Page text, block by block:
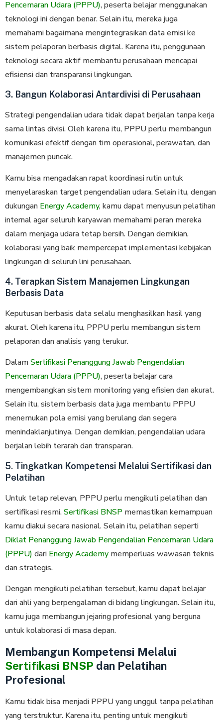
Pencemaran Udara (PPPU), peserta belajar menggunakan
teknologi ini dengan benar. Selain itu, mereka juga
memahami bagaimana mengintegrasikan data emisi ke
sistem pelaporan berbasis digital. Karena itu, penggunaan
teknologi secara aktif membantu perusahaan mencapai
efisiensi dan transparansi lingkungan.
3. Bangun Kolaborasi Antardivisi di Perusahaan
Strategi pengendalian udara tidak dapat berjalan tanpa kerja
sama lintas divisi. Oleh karena itu, PPPU perlu membangun
komunikasi efektif dengan tim operasional, perawatan, dan
manajemen puncak.
Kamu bisa mengadakan rapat koordinasi rutin untuk
menyelaraskan target pengendalian udara. Selain itu, dengan
dukungan Energy Academy, kamu dapat menyusun pelatihan
internal agar seluruh karyawan memahami peran mereka
dalam menjaga udara tetap bersih. Dengan demikian,
kolaborasi yang baik mempercepat implementasi kebijakan
lingkungan di seluruh lini perusahaan.
4. Terapkan Sistem Manajemen Lingkungan
Berbasis Data
Keputusan berbasis data selalu menghasilkan hasil yang
akurat. Oleh karena itu, PPPU perlu membangun sistem
pelaporan dan analisis yang terukur.
DalamSertifikasi Penanggung Jawab Pengendalian
Pencemaran Udara (PPPU), peserta belajar cara
mengembangkan sistem monitoring yang efisien dan akurat.
Selain itu, sistem berbasis data juga membantu PPPU
menemukan pola emisi yang berulang dan segera
menindaklanjutinya. Dengan demikian, pengendalian udara
berjalan lebih terarah dan transparan.
5. Tingkatkan Kompetensi Melalui Sertifikasi dan
Pelatihan
Untuk tetap relevan, PPPU perlu mengikuti pelatihan dan
sertifikasi resmi.Sertifikasi BNSP memastikan kemampuan
kamu diakui secara nasional. Selain itu, pelatihan seperti
Diklat Penanggung Jawab Pengendalian Pencemaran Udara
(PPPU) dari Energy Academy memperluas wawasan teknis
dan strategis.
Dengan mengikuti pelatihan tersebut, kamu dapat belajar
dari ahli yang berpengalaman di bidang lingkungan. Selain itu,
kamu juga membangun jejaring profesional yang berguna
untuk kolaborasi di masa depan.
Membangun Kompetensi Melalui
Sertifikasi BNSP dan Pelatihan
Profesional
Kamu tidak bisa menjadi PPPU yang unggul tanpa pelatihan
yang terstruktur. Karena itu, penting untuk mengikuti